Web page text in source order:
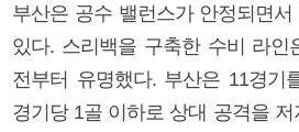
부산은 공수 밸런스가 안정되면
있다. 스리백을 구축한 수비 라인
전부터 유명했다. 부산은 11경기
경기당 1골 이하로 상대 공격을